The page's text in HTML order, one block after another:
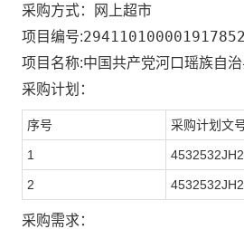
采购方式：
网上超市
项目编号:
项目名称:中国共产党河口瑶族自
采购计划：
序号 采购计划文
1
2
采购需求：